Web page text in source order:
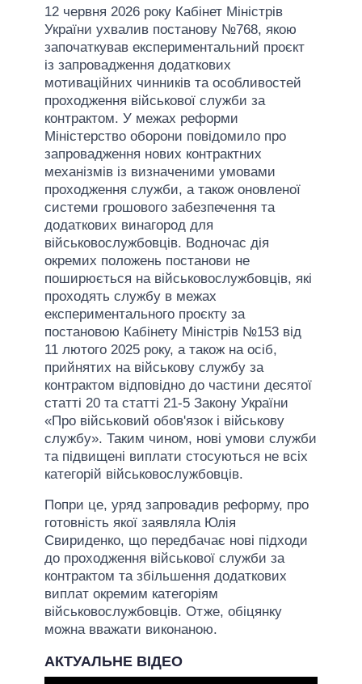
12 червня 2026 року Кабінет Міністрів
України ухвалив постанову №768, якою
започаткував експериментальний проєкт
із запровадження додаткових
мотиваційних чинників та особливостей
проходження військової служби за
контрактом. У межах реформи
Міністерство оборони повідомило про
запровадження нових контрактних
механізмів із визначеними умовами
проходження служби, а також оновленої
системи грошового забезпечення та
додаткових винагород для
військовослужбовців. Водночас дія
окремих положень постанови не
поширюється на військовослужбовців, які
проходять службу в межах
експериментального проєкту за
постановою Кабінету Міністрів №153 від
11 лютого 2025 року, а також на осіб,
прийнятих на військову службу за
контрактом відповідно до частини десятої
статті 20 та статті 21-5 Закону України
«Про військовий обов'язок і військову
службу». Таким чином, нові умови служби
та підвищені виплати стосуються не всіх
категорій військовослужбовців.
Попри це, уряд запровадив реформу, про
готовність якої заявляла Юлія
Свириденко, що передбачає нові підходи
до проходження військової служби за
контрактом та збільшення додаткових
виплат окремим категоріям
військовослужбовців. Отже, обіцянку
можна вважати виконаною.
АКТУАЛЬНЕ ВІДЕО